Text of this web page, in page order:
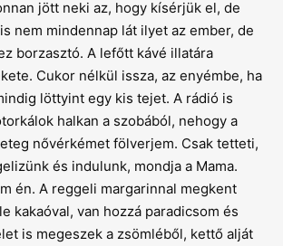
jött neki az, hogy kísérjük el, de
nem mindennap lát ilyet az ember, de
borzasztó. A lefőtt kávé illatára
Cukor nélkül issza, az enyémbe, ha
löttyint egy kis tejet. A rádió is
halkan a szobából, nehogy a
nővérké­met fölverjem. Csak tetteti,
és indulunk, mondja a Mama.
én. A reggeli margarinnal megkent
kakaóval, van hozzá paradicsom és
is megeszek a zsömléből, kettő alját